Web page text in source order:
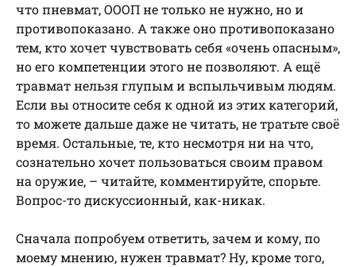
что пневмат, ОООП не только не нужно, но и
противопоказано. А также оно противопоказано
тем, кто хочет чувствовать себя «очень опасным»,
но его компетенции этого не позволяют. А ещё
травмат нельзя глупым и вспыльчивым людям.
Если вы относите себя к одной из этих категорий,
то можете дальше даже не читать, не тратьте своё
время. Остальные, те, кто несмотря ни на что,
сознательно хочет пользоваться своим правом
на оружие, – читайте, комментируйте, спорьте.
Вопрос-то дискуссионный, как-никак.
Сначала попробуем ответить, зачем и кому, по
моему мнению, нужен травмат? Ну, кроме того,